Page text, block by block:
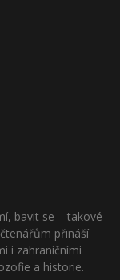
bavit se – takové
přináší
i zahraničními
a historie.